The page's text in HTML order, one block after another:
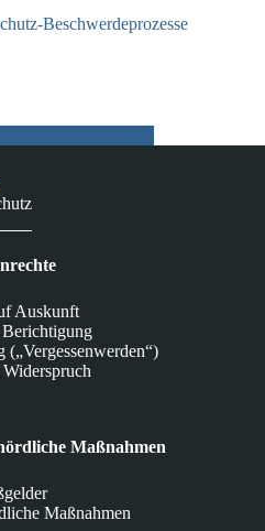
Beschwerdeprozesse
Auskunft
(„Vergessenwerden“)
Maßnahmen
Maßnahmen